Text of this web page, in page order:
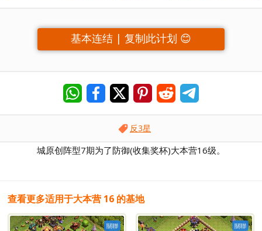
基本连结 | 复制此计划 😊
反3星
城原创阵型7期为了防御(收集奖杯)大本营16级。
查看更多适用于大本营 16 的基地
關聯 關聯